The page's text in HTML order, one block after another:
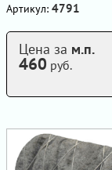
Артикул: 4791
Цена за м.п.
460 руб.